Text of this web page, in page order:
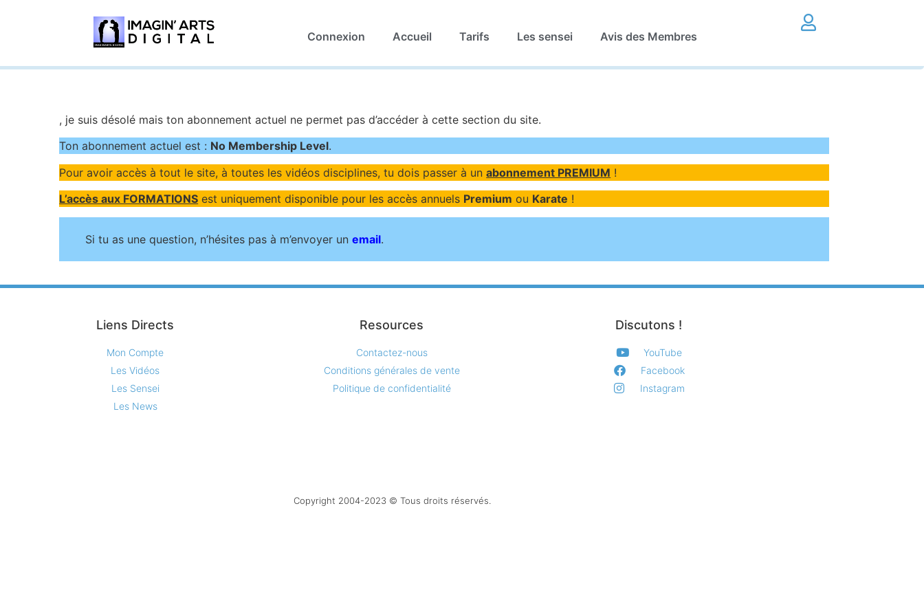
Connexion Accueil Tarifs Les sensei Avis des Membres
, je suis désolé mais ton abonnement actuel ne permet pas d’accéder à cette section du site.
Ton abonnement actuel est : No Membership Level.
Pour avoir accès à tout le site, à toutes les vidéos disciplines, tu dois passer à unabonnement PREMIUM !
L’accès aux FORMATIONS est uniquement disponible pour les accès annuels Premium ou Karate !
Si tu as une question, n’hésites pas à m’envoyer unemail.
Liens Directs
Mon Compte
Les Vidéos
Les Sensei
Les News
Resources
Contactez-nous
Conditions générales de vente
Politique de confidentialité
Discutons !
YouTube
Facebook
Instagram
Copyright 2004-2023 © Tous droits réservés.